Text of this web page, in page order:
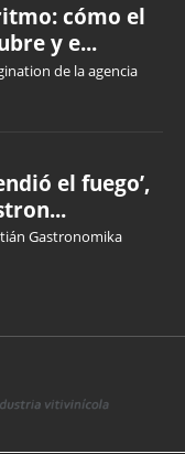
cómo el
y e...
de la agencia
el fuego’,
Gastronomika